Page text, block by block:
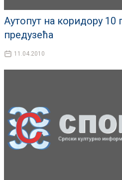
Аутопут на коридору 10
предузећа
11.04.2010